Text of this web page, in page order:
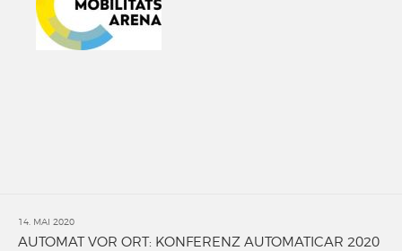
14. MAI 2020
AUTOMAT VOR ORT: KONFERENZ AUTOMATICAR 2020